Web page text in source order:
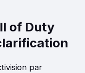
of Duty
par